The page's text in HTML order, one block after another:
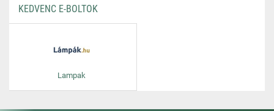
KEDVENC E-BOLTOK
Lampak